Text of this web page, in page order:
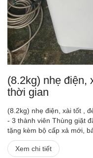
(8.2kg) nhẹ điện,
thời gian
(8.2kg) nhẹ điện, xài tốt ,
- 3 thành viên Thùng giặt
tặng kèm bộ cấp xả mới,
Xem chi tiết